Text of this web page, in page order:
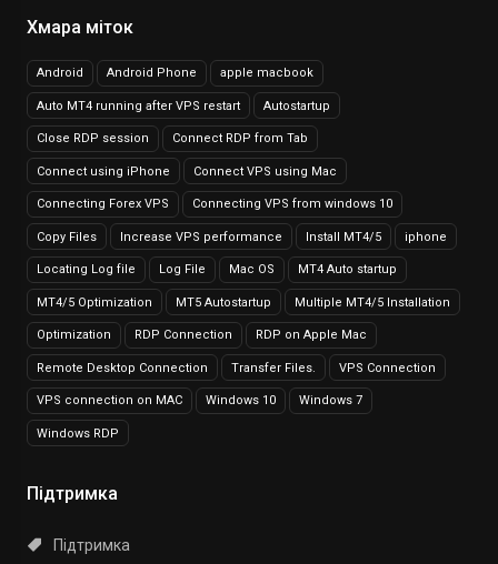
Хмара міток
Android Android Phone apple macbook
Auto MT4 running after VPS restart Autostartup
Close RDP session Connect RDP from Tab
Connect using iPhone Connect VPS using Mac
Connecting Forex VPS Connecting VPS from windows 10
Copy Files Increase VPS performance Install MT4/5 iphone
Locating Log file Log File Mac OS MT4 Auto startup
MT4/5 Optimization MT5 Autostartup Multiple MT4/5 Installation
Optimization RDP Connection RDP on Apple Mac
Remote Desktop Connection Transfer Files. VPS Connection
VPS connection on MAC Windows 10 Windows 7
Windows RDP
Підтримка
Підтримка